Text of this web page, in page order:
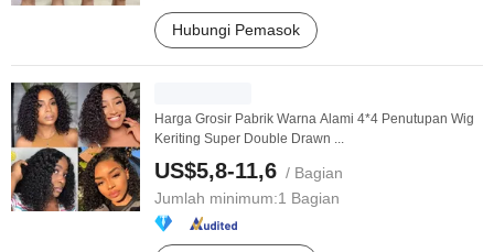
Hubungi Pemasok
Harga Grosir Pabrik Warna Alami 4*4 Penutupan Wig
Keriting Super Double Drawn ...
US$5,8-11,6 / Bagian
Jumlah minimum:1 Bagian